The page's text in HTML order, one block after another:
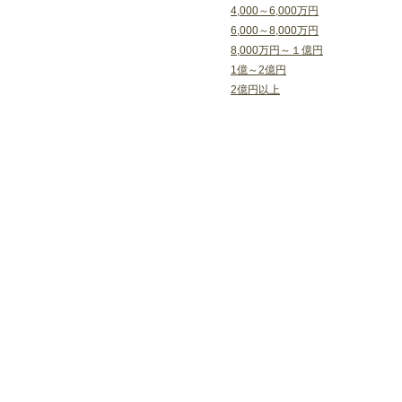
4,000～6,000万円
6,000～8,000万円
8,000万円～１億円
1億～2億円
2億円以上